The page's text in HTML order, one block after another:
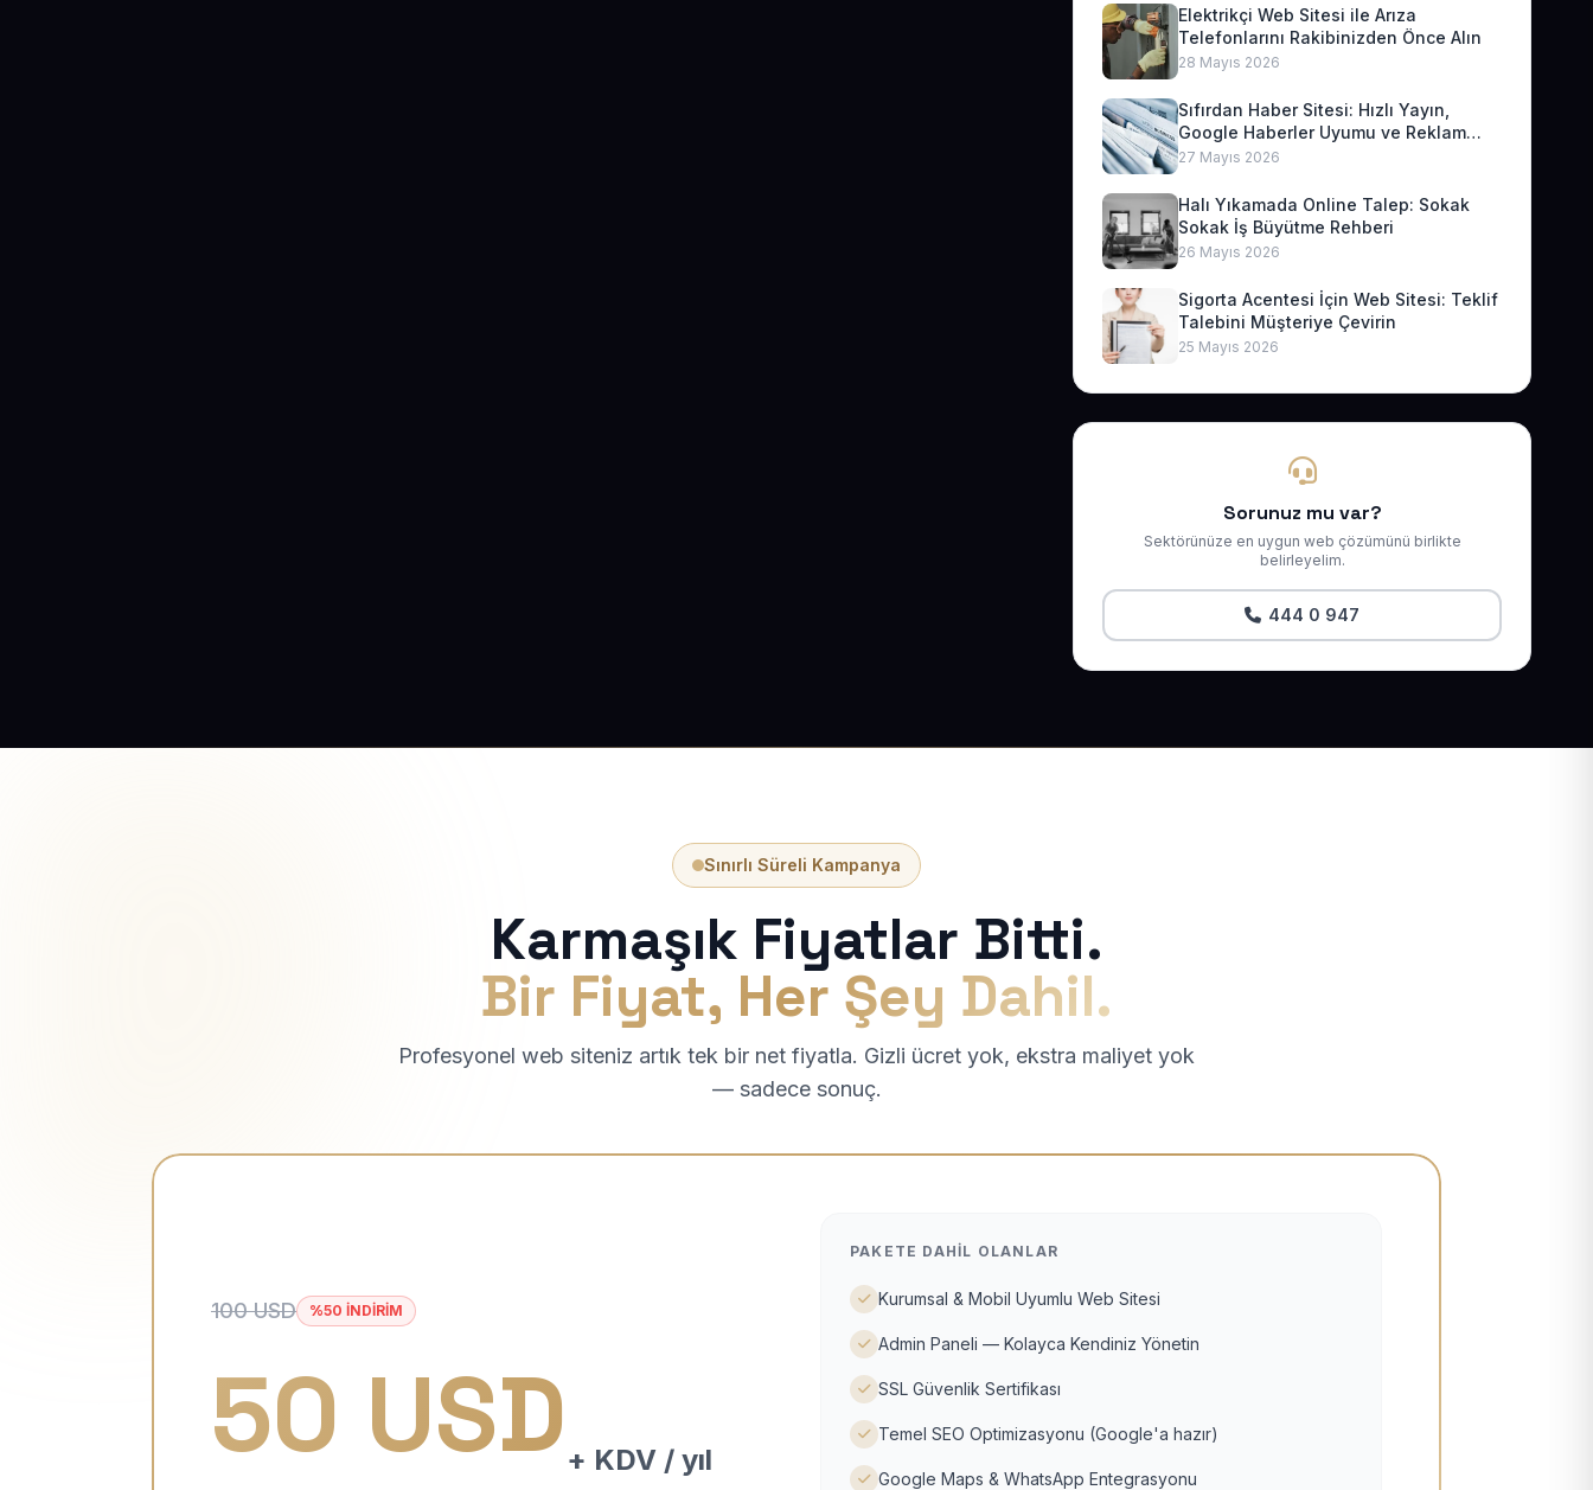
Elektrikçi Web Sitesi ile Arıza
Telefonlarını Rakibinizden Önce Alın
28 Mayıs 2026
Sıfırdan Haber Sitesi: Hızlı Yayın,
Google Haberler Uyumu ve Reklam
Geliri
27 Mayıs 2026
Halı Yıkamada Online Talep: Sokak
Sokak İş Büyütme Rehberi
26 Mayıs 2026
Sigorta Acentesi İçin Web Sitesi: Teklif
Talebini Müşteriye Çevirin
25 Mayıs 2026
Sorunuz mu var?
Sektörünüze en uygun web çözümünü birlikte
belirleyelim.
444 0 947
Sınırlı Süreli Kampanya
Karmaşık Fiyatlar Bitti.
Bir Fiyat, Her Şey Dahil.
Profesyonel web siteniz artık tek bir net fiyatla. Gizli ücret yok, ekstra maliyet yok
— sadece sonuç.
100 USD %50 İNDİRİM
50 USD + KDV / yıl
PAKETE DAHIL OLANLAR
Kurumsal & Mobil Uyumlu Web Sitesi
Admin Paneli — Kolayca Kendiniz Yönetin
SSL Güvenlik Sertifikası
Temel SEO Optimizasyonu (Google'a hazır)
Google Maps & WhatsApp Entegrasyonu